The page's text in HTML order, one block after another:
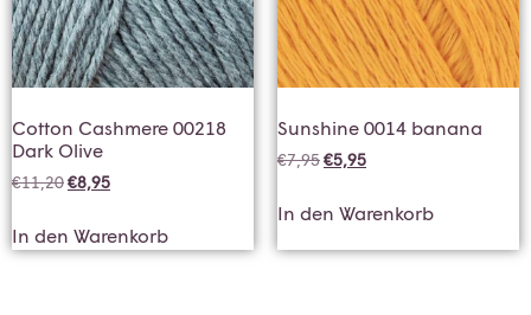
Cotton Cashmere 00218
Dark Olive
€11,20€8,95
In den Warenkorb
Sunshine 0014 banana
€7,95€5,95
In den Warenkorb